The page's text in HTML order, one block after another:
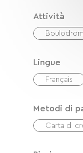
Attività
Lingue
Français
Metodi di
Carta di